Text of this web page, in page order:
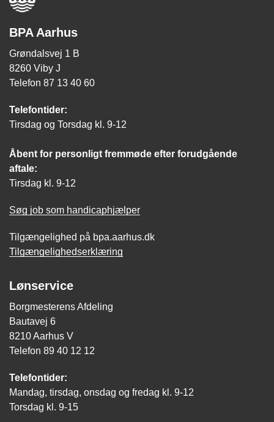
BPA Aarhus
Grøndalsvej 1 B
8260 Viby J
Telefon 87 13 40 60
Telefontider:
Tirsdag og Torsdag kl. 9-12
Åbent for personligt fremmøde efter forudgående
aftale:
Tirsdag kl. 9-12
Søg job som handicaphjælper
Tilgængelighed på bpa.aarhus.dk
Tilgængelighedserklæring
Lønservice
Borgmesterens Afdeling
Bautavej 6
8210 Aarhus V
Telefon 89 40 12 12
Telefontider:
Mandag, tirsdag, onsdag og fredag kl. 9-12
Torsdag kl. 9-15